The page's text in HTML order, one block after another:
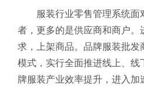
服装行业零售管理系统
者，更多的是供应商和商户。
求，上架商品。品牌服装批发
模式，实行全面推进线上、线
牌服装产业效率提升，进入加